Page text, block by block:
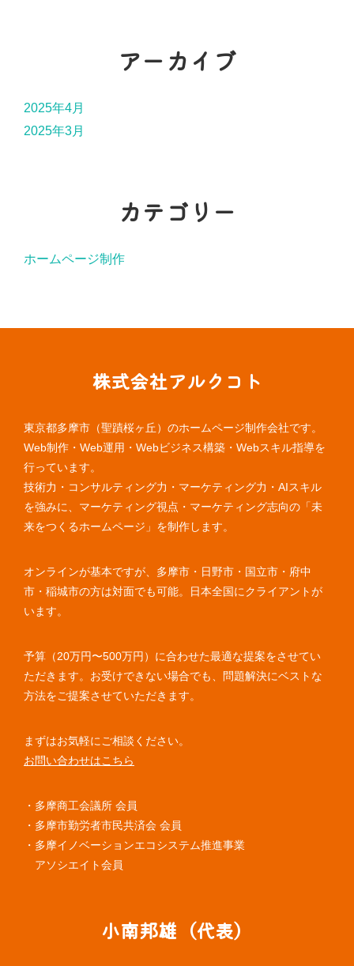
アーカイブ
2025年4月
2025年3月
カテゴリー
ホームページ制作
株式会社アルクコト
東京都多摩市（聖蹟桜ヶ丘）のホームページ制作会社です。
Web制作・Web運用・Webビジネス構築・Webスキル指導を
行っています。
技術力・コンサルティング力・マーケティング力・AIスキル
を強みに、マーケティング視点・マーケティング志向の「未
来をつくるホームページ」を制作します。
オンラインが基本ですが、多摩市・日野市・国立市・府中
市・稲城市の方は対面でも可能。日本全国にクライアントが
います。
予算（20万円〜500万円）に合わせた最適な提案をさせてい
ただきます。お受けできない場合でも、問題解決にベストな
方法をご提案させていただきます。
まずはお気軽にご相談ください。
お問い合わせはこちら
・多摩商工会議所 会員
・多摩市勤労者市民共済会 会員
・多摩イノベーションエコシステム推進事業
アソシエイト会員
小南邦雄（代表）